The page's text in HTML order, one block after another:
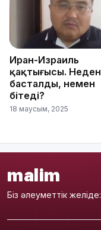
Иран-Израиль
қақтығысы. Неден
басталды, немен
бітеді?
18 маусым, 2025
malim
Біз әлеуметтік желіде: